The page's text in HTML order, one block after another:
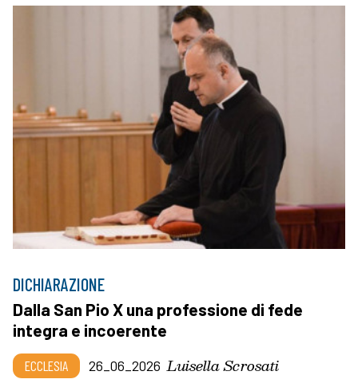
DICHIARAZIONE
Dalla San Pio X una professione di fede
integra e incoerente
ECCLESIA 26_06_2026 Luisella Scrosati